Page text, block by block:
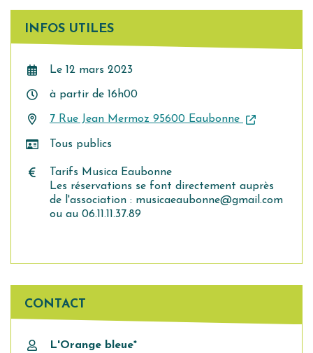
INFOS UTILES
Le 12 mars 2023
à partir de 16h00
7 Rue Jean Mermoz 95600 Eaubonne
Tous publics
Tarifs Musica Eaubonne
Les réservations se font directement auprès
de l'association : musicaeaubonne@gmail.com
ou au 06.11.11.37.89
CONTACT
L'Orange bleue*